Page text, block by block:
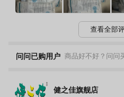
查看全部
问问已购用户 商品好不好？问问
健之佳旗舰店